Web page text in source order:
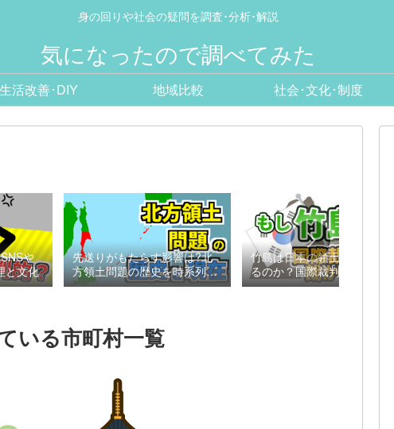
身の回りや社会の疑問を調査･分析･解説
気になったので調べてみた
活改善･DIY 地域比較 社会･文化･制度
や
と文化
先送りがもたらす影響は?北
方領土問題の歴史を時系列で
整理
竹島は日本の領土と言い切れ
るのか？国際裁判の前例から
考える
いる市町村一覧